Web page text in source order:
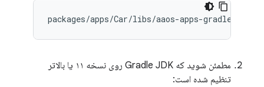
مطمئن شوید که Gradle JDK روی نسخه ۱۱ یا بالاتر
تنظیم شده است: